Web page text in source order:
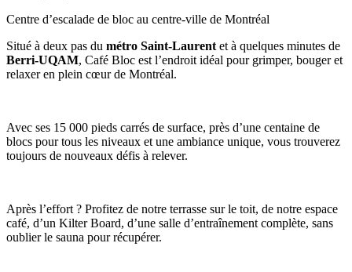
Centre d’escalade de bloc au centre-ville de Montréal
Situé à deux pas du métro Saint-Laurent et à quelques minutes de
Berri-UQAM, Café Bloc est l’endroit idéal pour grimper, bouger et
relaxer en plein cœur de Montréal.
Avec ses 15 000 pieds carrés de surface, près d’une centaine de
blocs pour tous les niveaux et une ambiance unique, vous trouverez
toujours de nouveaux défis à relever.
Après l’effort ? Profitez de notre terrasse sur le toit, de notre espace
café, d’un Kilter Board, d’une salle d’entraînement complète, sans
oublier le sauna pour récupérer.